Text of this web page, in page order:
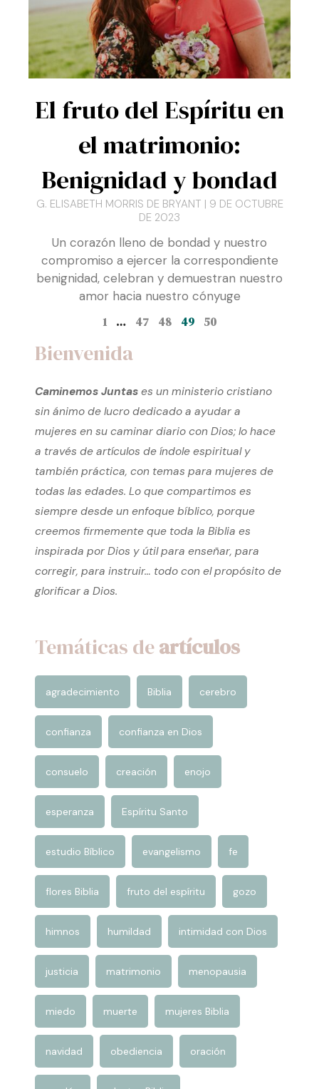
El fruto del Espíritu en
el matrimonio:
Benignidad y bondad
G. ELISABETH MORRIS DE BRYANT 9 DE OCTUBRE
DE 2023
Un corazón lleno de bondad y nuestro
compromiso a ejercer la correspondiente
benignidad, celebran y demuestran nuestro
amor hacia nuestro cónyuge
1 … 47 48 49 50
Bienvenida
sin ánimo de lucro dedicado a ayudar a
mujeres en su caminar diario con Dios; lo hace
a través de artículos de índole espiritual y
también práctica, con temas para mujeres de
todas las edades. Lo que compartimos es
siempre desde un enfoque bíblico, porque
creemos firmemente que toda la Biblia es
inspirada por Dios y útil para enseñar, para
corregir, para instruir… todo con el propósito de
glorificar a Dios.
confianza confianza en Dios
consuelo creación enojo
esperanza Espíritu Santo
estudio Bíblico evangelismo
flores Biblia fruto del espíritu gozo
himnos humildad intimidad con Dios
justicia matrimonio menopausia
miedo muerte mujeres Biblia
navidad obediencia oración
perdón plantas Biblia